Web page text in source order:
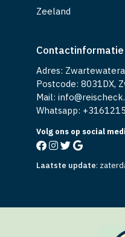
Zeeland
Contactinformatie
Adres:
Postcode: 8031DX,
Mail:
Whatsapp: +
Volg ons op social
Laatste update: